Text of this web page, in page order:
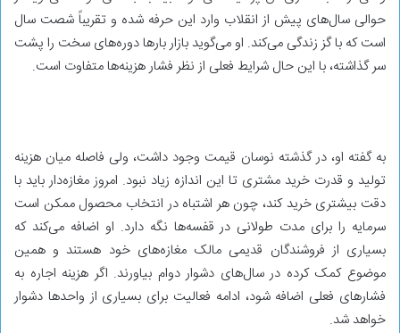
حوالی سال‌های پیش از انقلاب وارد این حرفه شده و تقریباً شصت سال
است که با گز زندگی می‌کند. او می‌گوید بازار بارها دوره‌های سخت را پشت
سر گذاشته، با این حال شرایط فعلی از نظر فشار هزینه‌ها متفاوت است.
به گفته او، در گذشته نوسان قیمت وجود داشت، ولی فاصله میان هزینه
تولید و قدرت خرید مشتری تا این اندازه زیاد نبود. امروز مغازه‌دار باید با
دقت بیشتری خرید کند، چون هر اشتباه در انتخاب محصول ممکن است
سرمایه را برای مدت طولانی در قفسه‌ها نگه دارد. او اضافه می‌کند که
بسیاری از فروشندگان قدیمی مالک مغازه‌های خود هستند و همین
موضوع کمک کرده در سال‌های دشوار دوام بیاورند. اگر هزینه اجاره به
فشارهای فعلی اضافه شود، ادامه فعالیت برای بسیاری از واحدها دشوار
خواهد شد.